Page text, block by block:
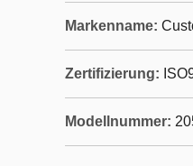
Markenname:
Zertifizierung:
Modellnummer: